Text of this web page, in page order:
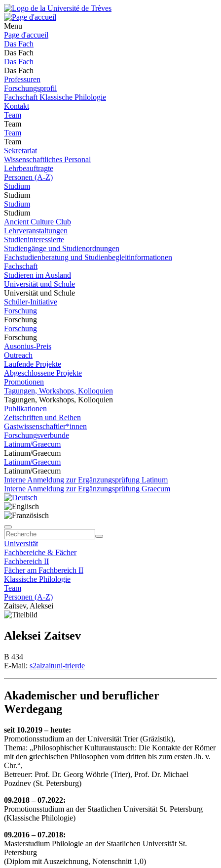
Menu
Page d'accueil
Das Fach
Das Fach
Das Fach
Das Fach
Professuren
Forschungsprofil
Fachschaft Klassische Philologie
Kontakt
Team
Team
Team
Team
Sekretariat
Wissenschaftliches Personal
Lehrbeauftragte
Personen (A-Z)
Studium
Studium
Studium
Studium
Ancient Culture Club
Lehrveranstaltungen
Studieninteressierte
Studiengänge und Studienordnungen
Fachstudienberatung und Studienbegleitinformationen
Fachschaft
Studieren im Ausland
Universität und Schule
Universität und Schule
Schüler-Initiative
Forschung
Forschung
Forschung
Forschung
Ausonius-Preis
Outreach
Laufende Projekte
Abgeschlossene Projekte
Promotionen
Tagungen, Workshops, Kolloquien
Tagungen, Workshops, Kolloquien
Publikationen
Zeitschriften und Reihen
Gastwissenschaftler*innen
Forschungsverbunde
Latinum/Graecum
Latinum/Graecum
Latinum/Graecum
Latinum/Graecum
Interne Anmeldung zur Ergänzungsprüfung Latinum
Interne Anmeldung zur Ergänzungsprüfung Graecum
Universität
Fachbereiche & Fächer
Fachbereich II
Fächer am Fachbereich II
Klassische Philologie
Team
Personen (A-Z)
Zaitsev, Aleksei
Aleksei Zaitsev
B 434
E-Mail: s2alzaituni-trierde
Akademischer und beruflicher
Werdegang
seit 10.2019 – heute:
Promotionsstudium an der Universität Trier (Gräzistik),
Thema: „Philosophischer Kulturaustausch: Die Kontakte der Römer
mit den griechischen Philosophen vom dritten bis zum ersten Jh. v.
Chr.“,
Betreuer: Prof. Dr. Georg Wöhrle (Trier), Prof. Dr. Michael
Pozdnev (St. Petersburg)
09.2018 – 07.2022:
Promotionsstudium an der Staatlichen Universität St. Petersburg
(Klassische Philologie)
09.2016 – 07.2018:
Masterstudium Philologie an der Staatlichen Universität St.
Petersburg
(Diplom mit Auszeichnung, Notenschnitt 1,0)